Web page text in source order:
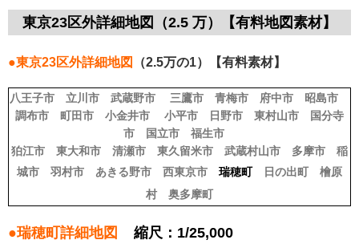
東京23区外詳細地図（2.5 万）【有料地図素材】
●東京23区外詳細地図 （2.5万の1）【有料素材】
八王子市 立川市 武蔵野市 三鷹市 青梅市 府中市
昭島市
調布市
町田市 小金井市 小平市 日野市 東村山市
国分寺
市
国立市
福生市
狛江市
東大和市 清瀬市 東久留米市 武蔵村山市 多摩市
稲
城市
羽村市 あきる野市 西東京市 瑞穂町 日の出町
檜原
村
奥多摩町
●瑞穂町詳細地図 縮尺：1/25,000